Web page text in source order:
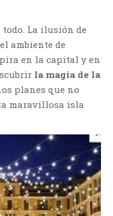
La ilusión de
ambiente de
en la capital y en
la magia de la
planes que no
maravillosa isla